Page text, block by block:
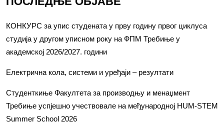
КОНКУРС за упис студената у прву годину првог циклуса
студија у другом уписном року на ФПМ Требиње у
академској 2026/2027. години
Електрична кола, системи и уређаји – резултати
Студенткиње Факултета за производњу и менаџмент
Требиње успјешно учествовале на међународној HUM-STEM
Summer School 2026